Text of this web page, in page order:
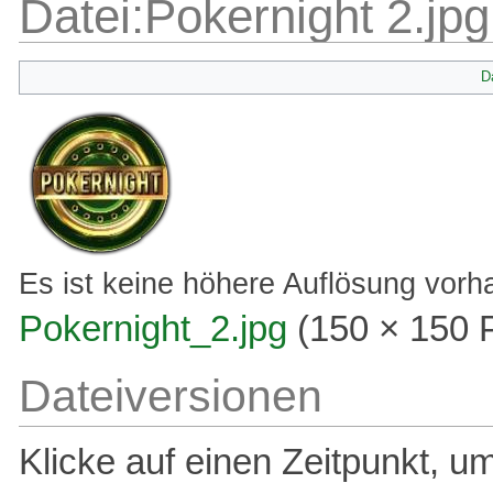
Datei:Pokernight 2.jpg
Es ist keine höhere Auflösung
Pokernight_2.jpg (150 × 150
Dateiversionen
Klicke auf einen Zeitpunkt,